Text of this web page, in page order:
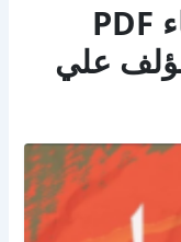
تحميل كتاب هيكل وبهاء PDF
علي